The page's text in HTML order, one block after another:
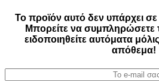
Το προϊόν αυτό δεν υπάρχει
Mπορείτε να συμπληρώσετε
ειδοποιηθείτε αυτόματα
απόθεμα!